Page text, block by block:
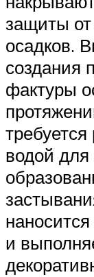
защиты
осадков.
создания
фактуры
водой
и